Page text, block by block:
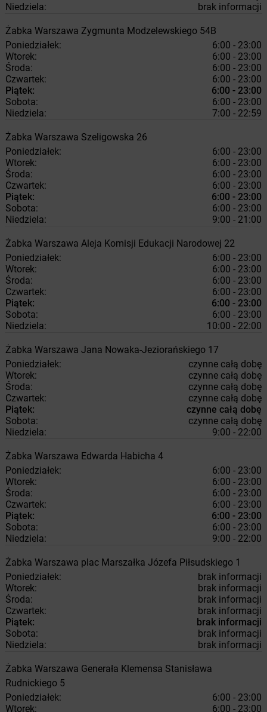
Niedziela:
brak informacji
Żabka Warszawa Zygmunta Modzelewskiego 54B
Poniedziałek:
6:00 - 23:00
Wtorek:
6:00 - 23:00
Środa:
6:00 - 23:00
Czwartek:
6:00 - 23:00
Piątek:
6:00 - 23:00
Sobota:
6:00 - 23:00
Niedziela:
7:00 - 22:59
Żabka Warszawa Szeligowska 26
Poniedziałek:
6:00 - 23:00
Wtorek:
6:00 - 23:00
Środa:
6:00 - 23:00
Czwartek:
6:00 - 23:00
Piątek:
6:00 - 23:00
Sobota:
6:00 - 23:00
Niedziela:
9:00 - 21:00
Żabka Warszawa Aleja Komisji Edukacji Narodowej 22
Poniedziałek:
6:00 - 23:00
Wtorek:
6:00 - 23:00
Środa:
6:00 - 23:00
Czwartek:
6:00 - 23:00
Piątek:
6:00 - 23:00
Sobota:
6:00 - 23:00
Niedziela:
10:00 - 22:00
Żabka Warszawa Jana Nowaka-Jeziorańskiego 17
Poniedziałek:
czynne całą dobę
Wtorek:
czynne całą dobę
Środa:
czynne całą dobę
Czwartek:
czynne całą dobę
Piątek:
czynne całą dobę
Sobota:
czynne całą dobę
Niedziela:
9:00 - 22:00
Żabka Warszawa Edwarda Habicha 4
Poniedziałek:
6:00 - 23:00
Wtorek:
6:00 - 23:00
Środa:
6:00 - 23:00
Czwartek:
6:00 - 23:00
Piątek:
6:00 - 23:00
Sobota:
6:00 - 23:00
Niedziela:
9:00 - 22:00
Żabka Warszawa plac Marszałka Józefa Piłsudskiego 1
Poniedziałek:
brak informacji
Wtorek:
brak informacji
Środa:
brak informacji
Czwartek:
brak informacji
Piątek:
brak informacji
Sobota:
brak informacji
Niedziela:
brak informacji
Żabka Warszawa Generała Klemensa Stanisława
Rudnickiego 5
Poniedziałek:
6:00 - 23:00
Wtorek:
6:00 - 23:00